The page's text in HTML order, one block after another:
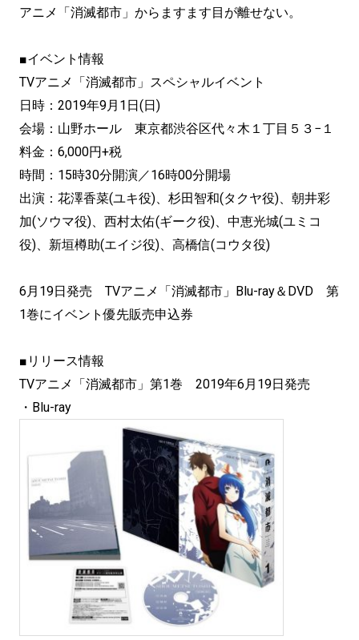
アニメ「消滅都市」からますます目が離せない。
■イベント情報
TVアニメ「消滅都市」スペシャルイベント
日時：2019年9月1日(日)
会場：山野ホール 東京都渋谷区代々木１丁目５３−１
料金：6,000円+税
時間：15時30分開演／16時00分開場
出演：花澤香菜(ユキ役)、杉田智和(タクヤ役)、朝井彩
加(ソウマ役)、西村太佑(ギーク役)、中恵光城(ユミコ
役)、新垣樽助(エイジ役)、高橋信(コウタ役)
6月19日発売 TVアニメ「消滅都市」Blu-ray＆DVD 第
1巻にイベント優先販売申込券
■リリース情報
TVアニメ「消滅都市」第1巻 2019年6月19日発売
・Blu-ray